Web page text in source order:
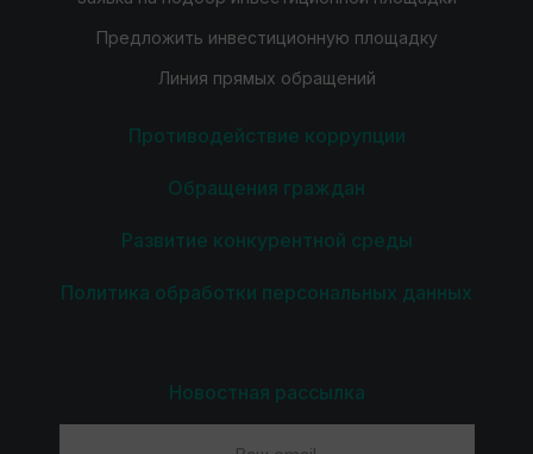
Предложить инвестиционную площадку
Линия прямых обращений
Противодействие коррупции
Обращения граждан
Развитие конкурентной среды
Политика обработки персональных данных
Новостная рассылка